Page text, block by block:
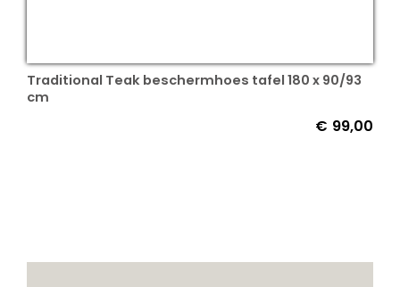
Traditional Teak beschermhoes tafel 180 x 90/93
cm
€ 99,00